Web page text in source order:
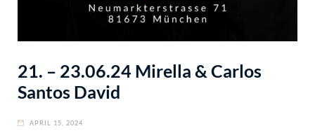
21. – 23.06.24 Mirella & Carlos
Santos David
APRIL 15, 2024